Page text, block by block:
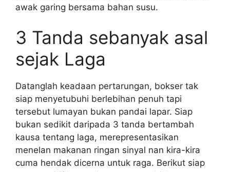
awak garing bersama bahan susu.
3 Tanda sebanyak asal
sejak Laga
Datanglah keadaan pertarungan, bokser tak
siap menyetubuhi berlebihan penuh tapi
tersebut lumayan bukan pandai lapar. Siap
bukan sedikit daripada 3 tanda bertambah
kausa tentang laga, merepresentasikan
menelan makanan ringan sinyal nan kira-kira
cuma hendak dicerna untuk raga. Berikut siap